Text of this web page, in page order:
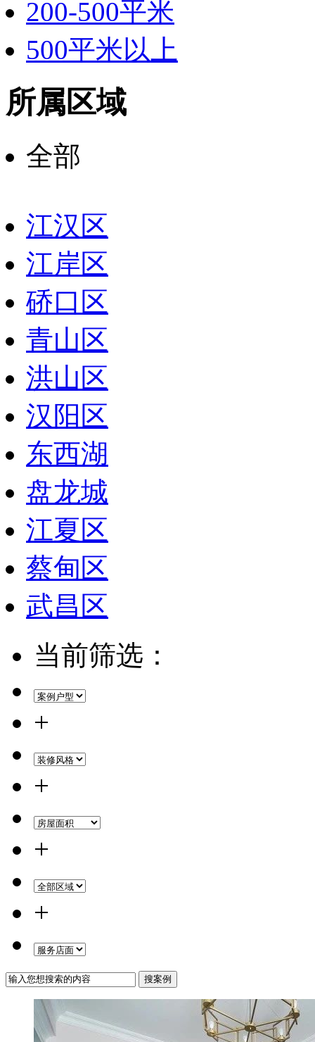
200-500平米
500平米以上
所属区域
全部
江汉区
江岸区
硚口区
青山区
洪山区
汉阳区
东西湖
盘龙城
江夏区
蔡甸区
武昌区
当前筛选：
+
+
+
+